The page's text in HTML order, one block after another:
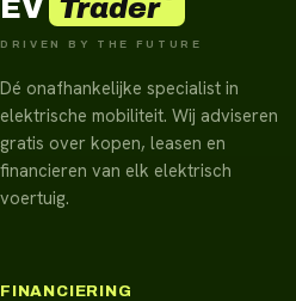
EV Trader
DRIVEN BY THE FUTURE
Dé onafhankelijke specialist in
elektrische mobiliteit. Wij adviseren
gratis over kopen, leasen en
financieren van elk elektrisch
voertuig.
FINANCIERING